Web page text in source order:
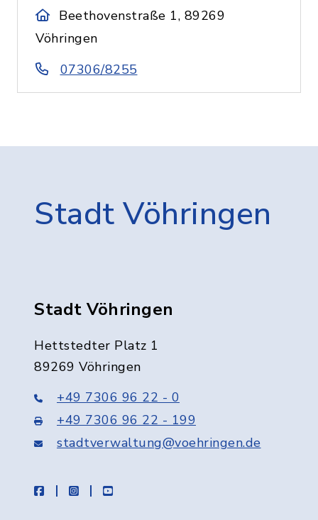
Beethovenstraße 1, 89269
Vöhringen
07306/8255
Stadt Vöhringen
Stadt Vöhringen
Hettstedter Platz 1
89269 Vöhringen
+49 7306 96 22 - 0
+49 7306 96 22 - 199
stadtverwaltung@voehringen.de
facebookinstagramyoutube